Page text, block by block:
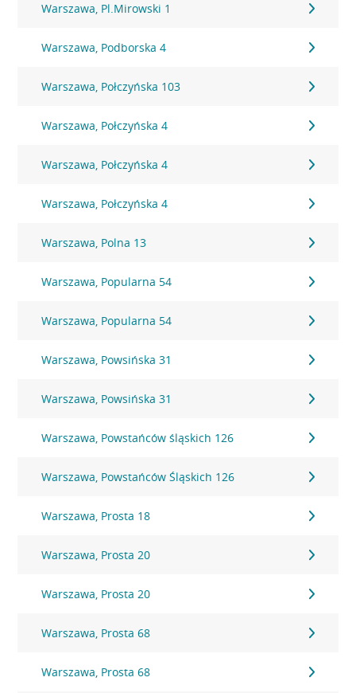
Warszawa, Pl.Mirowski 1
Warszawa, Podborska 4
Warszawa, Połczyńska 103
Warszawa, Połczyńska 4
Warszawa, Połczyńska 4
Warszawa, Połczyńska 4
Warszawa, Polna 13
Warszawa, Popularna 54
Warszawa, Popularna 54
Warszawa, Powsińska 31
Warszawa, Powsińska 31
Warszawa, Powstańców śląskich 126
Warszawa, Powstańców Śląskich 126
Warszawa, Prosta 18
Warszawa, Prosta 20
Warszawa, Prosta 20
Warszawa, Prosta 68
Warszawa, Prosta 68